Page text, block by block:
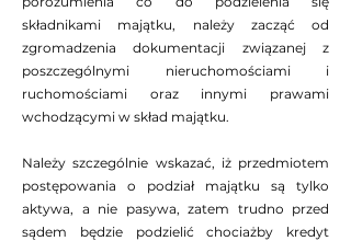
składnikami majątku, należy zacząć od
zgromadzenia dokumentacji związanej z
poszczególnymi nieruchomościami i
ruchomościami oraz innymi prawami
wchodzącymi w skład majątku.
Należy szczególnie wskazać, iż przedmiotem
postępowania o podział majątku są tylko
aktywa, a nie pasywa, zatem trudno przed
sądem będzie podzielić chociażby kredyt